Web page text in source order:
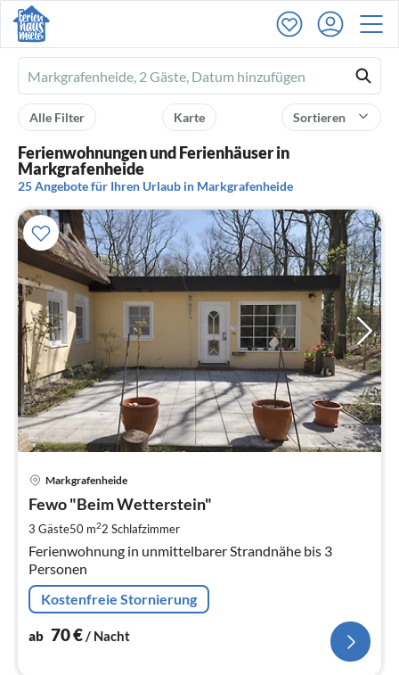
Ferienhausmiete
logo
Sortieren
Karte
Alle Filter
Ferienwohnungen und Ferienhäuser in
Markgrafenheide
25 Angebote für Ihren Urlaub in Markgrafenheide
Markgrafenheide
Fewo "Beim Wetterstein"
3 Gäste50 m22 Schlafzimmer
Ferienwohnung in unmittelbarer Strandnähe bis 3
Personen
Kostenfreie Stornierung
ab 70€/ Nacht